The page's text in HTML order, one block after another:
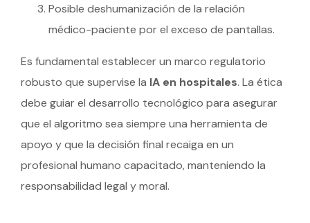
Posible deshumanización de la relación
médico-paciente por el exceso de pantallas.
Es fundamental establecer un marco regulatorio
robusto que supervise la IA en hospitales. La ética
debe guiar el desarrollo tecnológico para asegurar
que el algoritmo sea siempre una herramienta de
apoyo y que la decisión final recaiga en un
profesional humano capacitado, manteniendo la
responsabilidad legal y moral.